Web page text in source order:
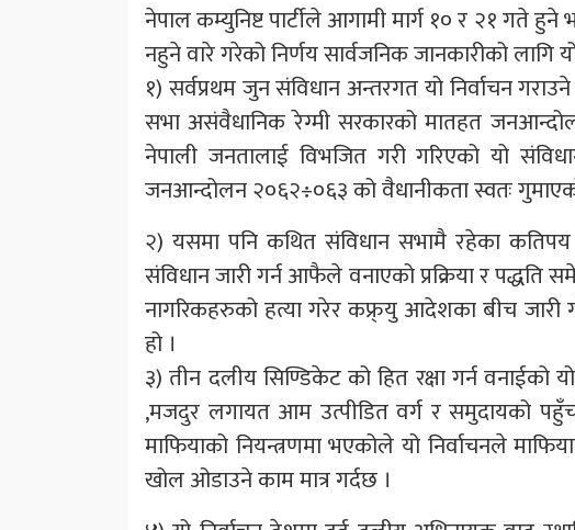
नेपाल कम्युनिष्ट पार्टीले आगामी मार्ग १० र २१ गते
नहुने वारे गरेको निर्णय सार्वजनिक जानकारीको लागि
१) सर्वप्रथम जुन संविधान अन्तरगत यो निर्वाचन
सभा असंवैधानिक रेग्मी सरकारको मातहत
नेपाली जनतालाई विभजित गरी गरिएको यो
जनआन्दोलन २०६२÷०६३ को वैधानीकता स्वतः
२) यसमा पनि कथित संविधान सभामै रहेका
संविधान जारी गर्न आफैले वनाएको प्रक्रिया र पद्धति
नागरिकहरुको हत्या गरेर कफ्र्यु आदेशका बीच जारी
हो ।
३) तीन दलीय सिण्डिकेट को हित रक्षा गर्न वनाईको
,मजदुर लगायत आम उत्पीडित वर्ग र समुदायको पहुँच
माफियाको नियन्त्रणमा भएकोले यो निर्वाचनले
खोल ओडाउने काम मात्र गर्दछ ।